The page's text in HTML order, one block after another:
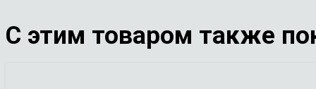
С этим товаром также